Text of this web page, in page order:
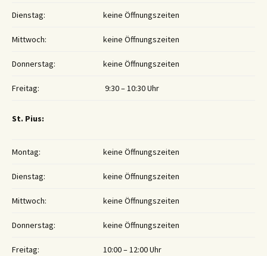
Dienstag: keine Öffnungszeiten
Mittwoch: keine Öffnungszeiten
Donnerstag: keine Öffnungszeiten
Freitag: 9:30 – 10:30 Uhr
St. Pius:
Montag: keine Öffnungszeiten
Dienstag: keine Öffnungszeiten
Mittwoch: keine Öffnungszeiten
Donnerstag: keine Öffnungszeiten
Freitag: 10:00 – 12:00 Uhr